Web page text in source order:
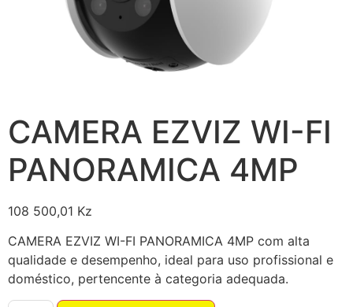
CAMERA EZVIZ WI-FI
PANORAMICA 4MP
108 500,01 Kz
CAMERA EZVIZ WI-FI PANORAMICA 4MP com alta
qualidade e desempenho, ideal para uso profissional e
doméstico, pertencente à categoria adequada.